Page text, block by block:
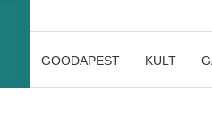
GOODAPEST KULT